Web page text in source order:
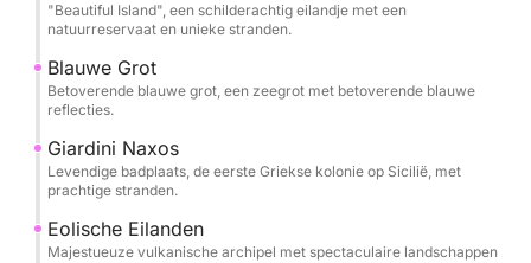
de betoverende baai van Taormina, langs het
iconische Isola Bella, de betoverende Blauwe Grot
hoogtepunt biedt onze dagtour een betoverende
tocht naar de magnifieke Eolische Eilanden, waarbij
bewonderen voordat we terugkeren naar de
"Beautiful Island", een schilderachtig eilandje met een
natuurreservaat en unieke stranden.
Blauwe Grot
Betoverende blauwe grot, een zeegrot met betoverende blauwe
reflecties.
Giardini Naxos
Levendige badplaats, de eerste Griekse kolonie op Sicilië, met
prachtige stranden.
Eolische Eilanden
Majestueuze vulkanische archipel met spectaculaire landschappen